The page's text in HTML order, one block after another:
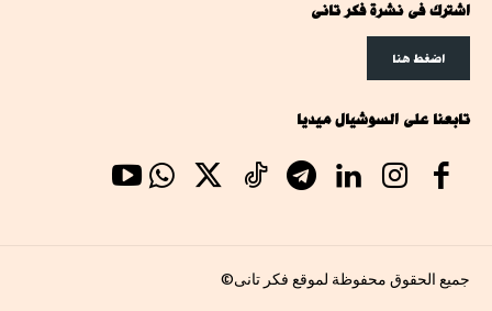
اشترك فى نشرة فكر تانى
اضغط هنا
تابعنا على السوشيال ميديا
جميع الحقوق محفوظة لموقع فكر تانى©